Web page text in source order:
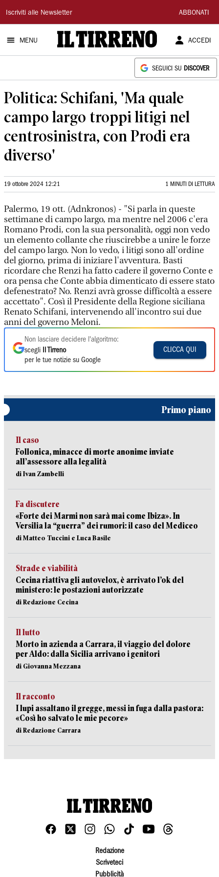
Il
Tirreno
Iscriviti alle Newsletter ABBONATI
MENU ACCEDI
SEGUICI SU DISCOVER
Politica: Schifani, 'Ma quale
campo largo troppi litigi nel
centrosinistra, con Prodi era
diverso'
19 ottobre 2024 12:21 1 MINUTI DI LETTURA
Palermo, 19 ott. (Adnkronos) - "Si parla in queste
settimane di campo largo, ma mentre nel 2006 c'era
Romano Prodi, con la sua personalità, oggi non vedo
un elemento collante che riuscirebbe a unire le forze
del campo largo. Non lo vedo, i litigi sono all'ordine
del giorno, prima di iniziare l'avventura. Basti
ricordare che Renzi ha fatto cadere il governo Conte e
ora pensa che Conte abbia dimenticato di essere stato
defenestrato? No. Renzi avrà grosse difficoltà a essere
accettato". Così il Presidente della Regione siciliana
Renato Schifani, intervenendo all'incontro sui due
anni del governo Meloni.
Non lasciare decidere l'algoritmo:
scegli
Il Tirreno
per le tue notizie su Google
CLICCA QUI
Primo piano
Il caso
Follonica, minacce di morte anonime inviate
all’assessore alla legalità
di Ivan Zambelli
Fa discutere
«Forte dei Marmi non sarà mai come Ibiza». In
Versilia la “guerra” dei rumori: il caso del Mediceo
di Matteo Tuccini e Luca Basile
Strade e viabilità
Cecina riattiva gli autovelox, è arrivato l’ok del
ministero: le postazioni autorizzate
di Redazione Cecina
Il lutto
Morto in azienda a Carrara, il viaggio del dolore
per Aldo: dalla Sicilia arrivano i genitori
di Giovanna Mezzana
Il racconto
I lupi assaltano il gregge, messi in fuga dalla pastora:
«Così ho salvato le mie pecore»
di Redazione Carrara
Redazione
Scriveteci
Pubblicità